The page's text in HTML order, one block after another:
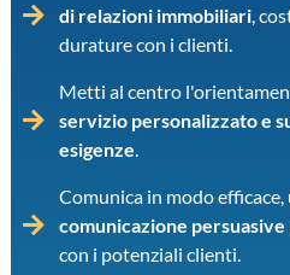
di relazioni immobiliari,
durature con i clienti.
Metti al centro
servizio personalizzato e
esigenze.
Comunica in modo
comunicazione persuasive
con i potenziali clienti.